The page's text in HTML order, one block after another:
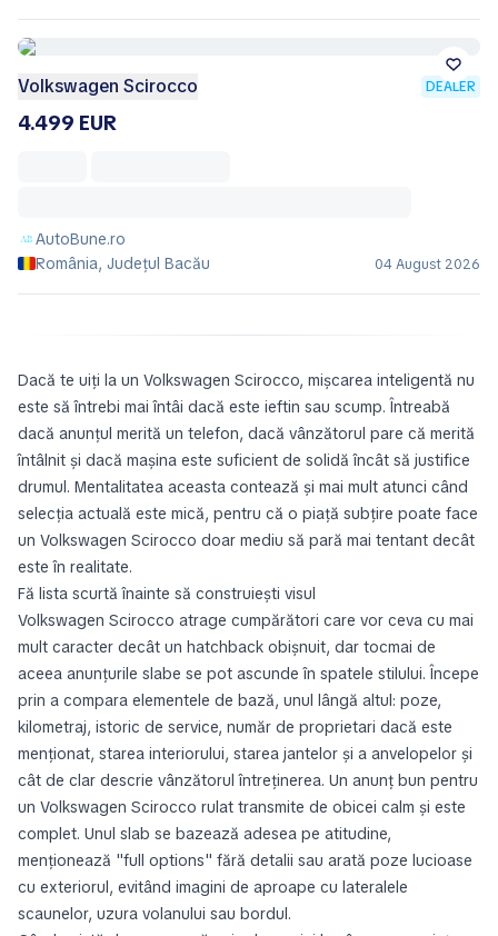
Volkswagen Scirocco DEALER
4.499 EUR
AutoBune.ro
România, Județul Bacău
04 August 2026
Dacă te uiți la un Volkswagen Scirocco, mișcarea inteligentă nu
este să întrebi mai întâi dacă este ieftin sau scump. Întreabă
dacă anunțul merită un telefon, dacă vânzătorul pare că merită
întâlnit și dacă mașina este suficient de solidă încât să justifice
drumul. Mentalitatea aceasta contează și mai mult atunci când
selecția actuală este mică, pentru că o piață subțire poate face
un Volkswagen Scirocco doar mediu să pară mai tentant decât
este în realitate.
Fă lista scurtă înainte să construiești visul
Volkswagen Scirocco atrage cumpărători care vor ceva cu mai
mult caracter decât un hatchback obișnuit, dar tocmai de
aceea anunțurile slabe se pot ascunde în spatele stilului. Începe
prin a compara elementele de bază, unul lângă altul: poze,
kilometraj, istoric de service, număr de proprietari dacă este
menționat, starea interiorului, starea jantelor și a anvelopelor și
cât de clar descrie vânzătorul întreținerea. Un anunț bun pentru
un Volkswagen Scirocco rulat transmite de obicei calm și este
complet. Unul slab se bazează adesea pe atitudine,
menționează "full options" fără detalii sau arată poze lucioase
cu exteriorul, evitând imagini de aproape cu lateralele
scaunelor, uzura volanului sau bordul.